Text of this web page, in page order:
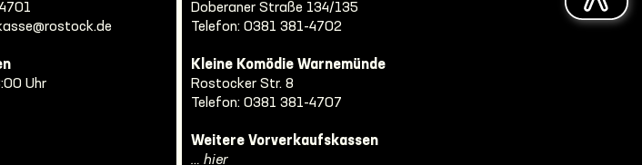
Uhr
Doberaner Straße 134/135
Telefon: 0381 381-4702
Kleine Komödie Warnemünde
Rostocker Str. 8
Telefon: 0381 381-4707
Weitere Vorverkaufskassen
… hier